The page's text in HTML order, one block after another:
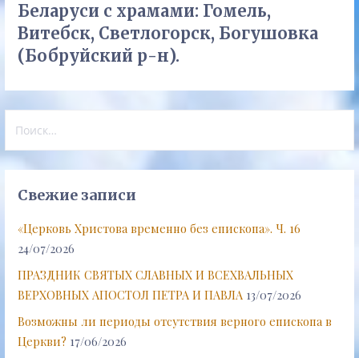
Беларуси с храмами: Гомель,
Витебск, Светлогорск, Богушовка
(Бобруйский р-н).
Свежие записи
«Церковь Христова временно без епископа». Ч. 16
24/07/2026
ПРАЗДНИК СВЯТЫХ СЛАВНЫХ И ВСЕХВАЛЬНЫХ
ВЕРХОВНЫХ АПОСТОЛ ПЕТРА И ПАВЛА 13/07/2026
Возможны ли периоды отсутствия верного епископа в
Церкви? 17/06/2026